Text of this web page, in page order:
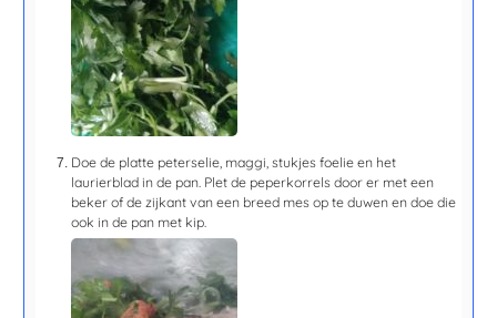
Doe de platte peterselie, maggi, stukjes foelie en het
laurierblad in de pan. Plet de peperkorrels door er met een
beker of de zijkant van een breed mes op te duwen en doe die
ook in de pan met kip.